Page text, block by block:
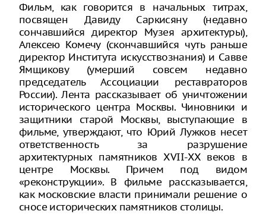
Фильм, как говорится в начальных титрах,
посвящен Давиду Саркисяну (недавно
сончавшийся директор Музея архитектуры),
Алексею Комечу (скончавшийся чуть раньше
директор Института искусствознания) и Савве
Ямщикову (умерший совсем недавно
председатель Ассоциации реставраторов
России). Лента рассказывает об уничтожении
исторического центра Москвы. Чиновники и
защитники старой Москвы, выступающие в
фильме, утверждают, что Юрий Лужков несет
ответственность за разрушение
архитектурных памятников XVII-XX веков в
центре Москвы. Причем под видом
«реконструкции». В фильме рассказывается,
как московские власти принимали решение о
сносе исторических памятников столицы.